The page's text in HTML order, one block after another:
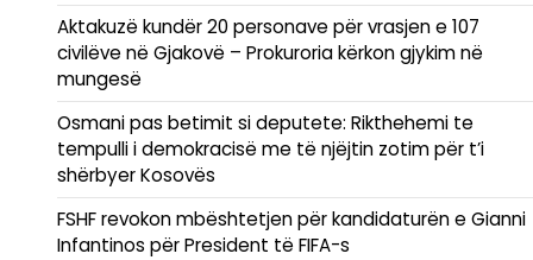
Aktakuzë kundër 20 personave për vrasjen e 107
civilëve në Gjakovë – Prokuroria kërkon gjykim në
mungesë
Osmani pas betimit si deputete: Rikthehemi te
tempulli i demokracisë me të njëjtin zotim për t’i
shërbyer Kosovës
FSHF revokon mbështetjen për kandidaturën e Gianni
Infantinos për President të FIFA-s